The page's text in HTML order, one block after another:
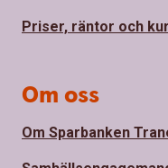
Priser, räntor och
Om oss
Om Sparbanken